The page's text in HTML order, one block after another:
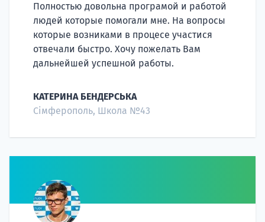
Полностью довольна програмой и работой
людей которые помогали мне. На вопросы
которые возниками в процесе участися
отвечали быстро. Хочу пожелать Вам
дальнейшей успешной работы.
КАТЕРИНА БЕНДЕРСЬКА
Сімферополь, Школа №43